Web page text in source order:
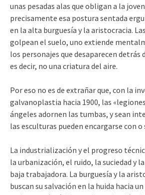
unas pesadas alas que obligan a la
precisamente esa postura sentada
en la alta burguesía y la aristocracia.
golpean el suelo, uno extiende
los personajes que desaparecen detrás
es decir, no una criatura del aire.
Por eso no es de extrañar que, con la
galvanoplastia hacia 1900, las
ángeles adornen las tumbas, y sean
las esculturas pueden encargarse con o
La industrialización y el progreso
la urbanización, el ruido, la suciedad y
baja trabajadora. La burguesía y la
buscan su salvación en la huida hacia